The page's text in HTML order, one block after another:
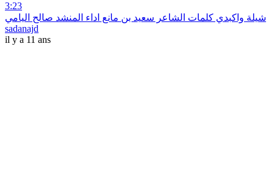
3:23
شيلة واكبدي كلمات الشاعر سعيد بن مانع اداء المنشد صالح اليامي
sadanajd
il y a 11 ans